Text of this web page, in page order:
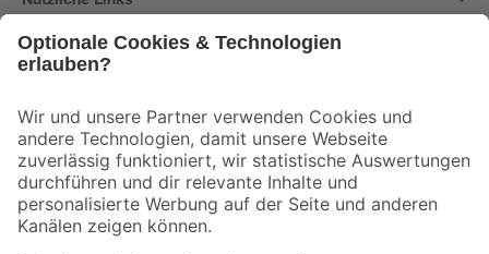
Der toom Newsletter: Keine Angebote und Aktionen mehr verpassen!
Zur Newsletter Anmeldung
Folge uns